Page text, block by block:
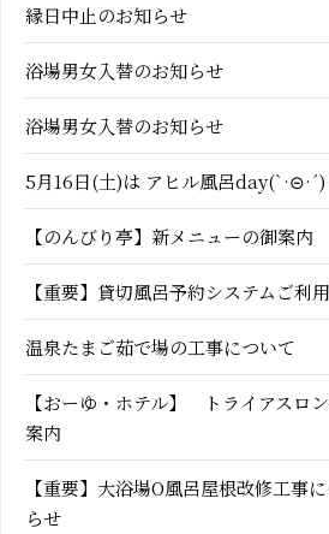
縁日中止のお知らせ
浴場男女入替のお知らせ
浴場男女入替のお知らせ
5月16日(土)は アヒル風呂
【のんびり亭】新メニューの御案内
【重要】貸切風呂予約システムご利
温泉たまご茹で場の工事について
【おーゆ・ホテル】 トライアスロ
案内
【重要】大浴場O風呂屋根改修工事
らせ